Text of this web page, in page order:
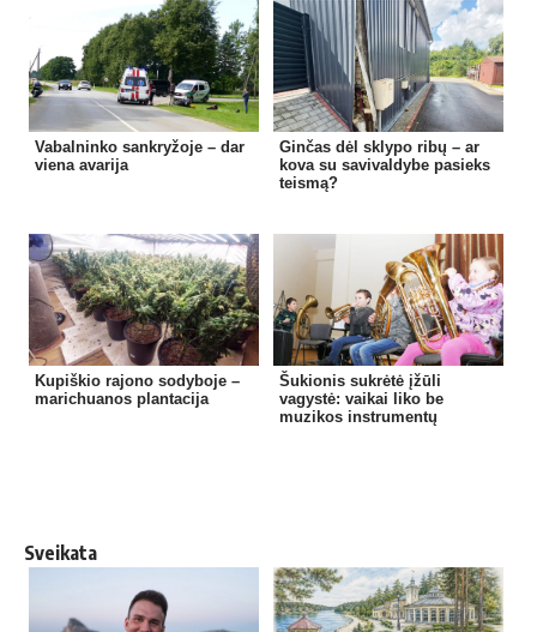
Vabalninko sankryžoje – dar
viena avarija
Ginčas dėl sklypo ribų – ar
kova su savivaldybe pasieks
teismą?
Kupiškio rajono sodyboje –
marichuanos plantacija
Šukionis sukrėtė įžūli
vagystė: vaikai liko be
muzikos instrumentų
Sveikata